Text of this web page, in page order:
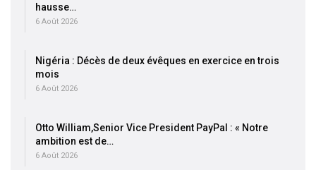
hausse…
6 Août 2026
Nigéria : Décès de deux évêques en exercice en trois
mois
6 Août 2026
Otto William,Senior Vice President PayPal : « Notre
ambition est de…
6 Août 2026